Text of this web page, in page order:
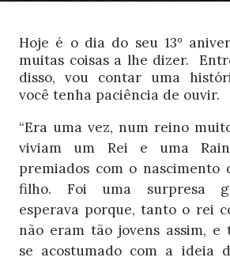
Hoje é o dia do seu 13º
muitas coisas a lhe dizer.
disso, vou contar uma
você tenha paciência de ouvir.
“Era uma vez, num reino
viviam um Rei e uma
premiados com o nascimento
filho. Foi uma surpresa
esperava porque, tanto o rei
não eram tão jovens assim, e
se acostumado com a ideia